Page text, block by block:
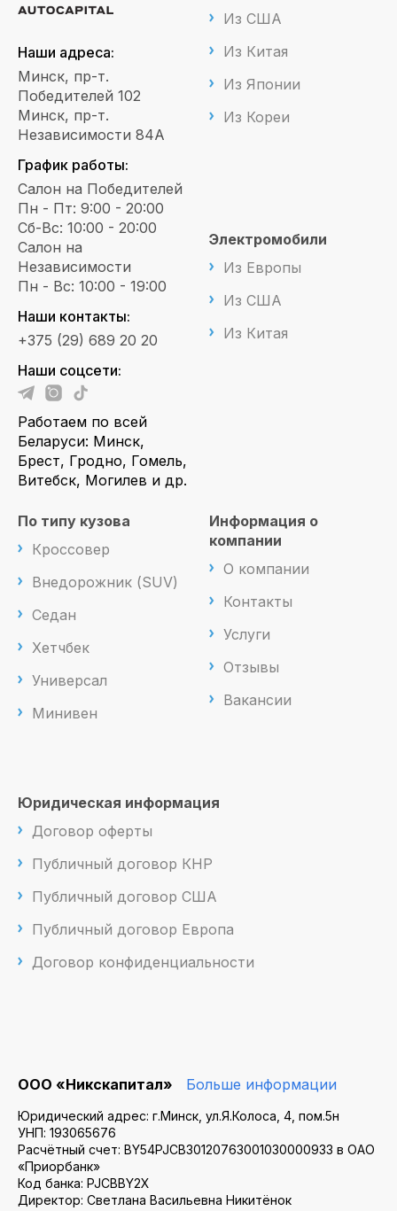
Наши адреса:
Минск, пр-т.
Победителей 102
Минск, пр-т.
Независимости 84А
График работы:
Салон на Победителей
Пн - Пт: 9:00 - 20:00
Сб-Вс: 10:00 - 20:00
Салон на
Независимости
Пн - Вс: 10:00 - 19:00
Наши контакты:
+375 (29) 689 20 20
Наши соцсети:
Работаем по всей
Беларуси: Минск,
Брест, Гродно, Гомель,
Витебск, Могилев и др.
Из США
Из Китая
Из Японии
Из Кореи
Электромобили
Из Европы
Из США
Из Китая
По типу кузова
Кроссовер
Внедорожник (SUV)
Седан
Хетчбек
Универсал
Минивен
Информация о
компании
О компании
Контакты
Услуги
Отзывы
Вакансии
Юридическая информация
Договор оферты
Публичный договор КНР
Публичный договор США
Публичный договор Европа
Договор конфиденциальности
ООО «Никскапитал» Больше информации
Юридический адрес: г.Минск, ул.Я.Колоса, 4, пом.5н
УНП: 193065676
Расчётный счет: BY54PJCB30120763001030000933 в ОАО
«Приорбанк»
Код банка: PJCBBY2X
Директор: Светлана Васильевна Никитёнок